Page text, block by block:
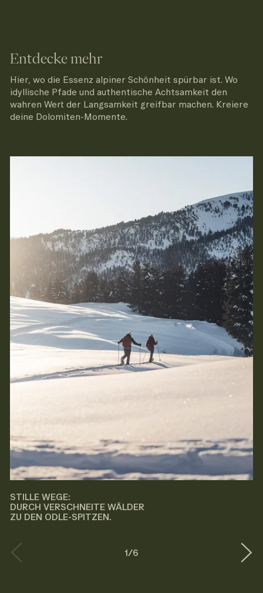
derzeit geschlossen
INFO
Entdecke mehr
Hier, wo die Essenz alpiner Schönheit spürbar ist. Wo
idyllische Pfade und authentische Achtsamkeit den
wahren Wert der Langsamkeit greifbar machen. Kreiere
deine Dolomiten-Momente.
STILLE WEGE:
DURCH VERSCHNEITE WÄLDER
ZU DEN ODLE-SPITZEN.
1/6